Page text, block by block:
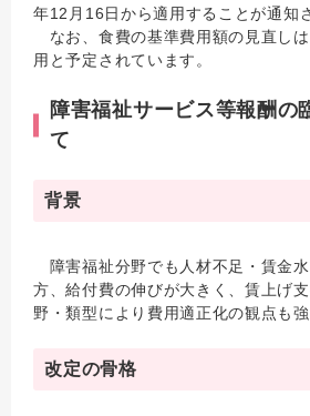
年12月16日から適用することが通知
なお、食費の基準費用額の見直し
用と予定されています。
障害福祉サービス等報酬の
て
背景
障害福祉分野でも人材不足・賃金
方、給付費の伸びが大きく、賃上げ
野・類型により費用適正化の観点も強
改定の骨格